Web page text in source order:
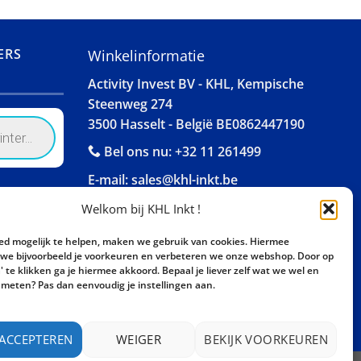
Welkom bij KHL Inkt !
mogelijk te helpen, maken we gebruik van cookies. Hiermee
bijvoorbeeld je voorkeuren en verbeteren we onze webshop. Door op
te klikken ga je hiermee akkoord. Bepaal je liever zelf wat we wel en
Pas dan eenvoudig je instellingen aan.
WEIGER BEKIJK VOORKEUREN
Winkelinformatie
Activity Invest BV - KHL, Kempische
Steenweg 274
3500 Hasselt - België BE0862447190
Bel ons nu:+32 11 261499
E-mail:sales@khl-inkt.be